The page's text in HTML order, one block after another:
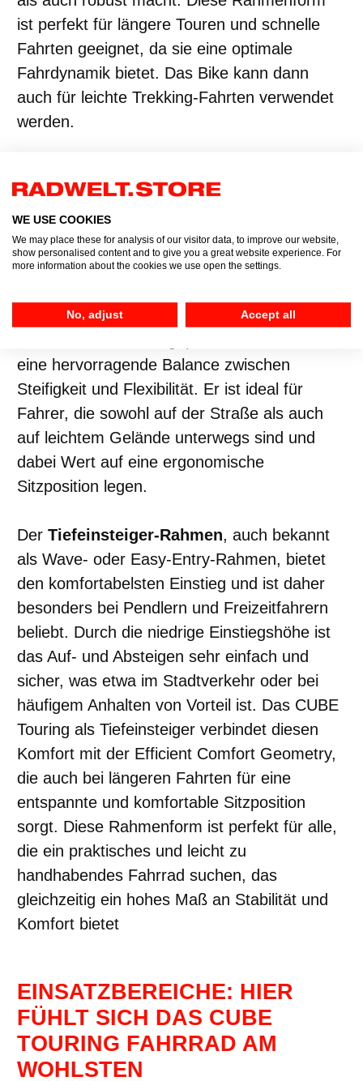
ist perfekt für längere Touren und schnelle
Fahrten geeignet, da sie eine optimale
Fahrdynamik bietet. Das Bike kann dann
auch für leichte Trekking-Fahrten verwendet
werden.
einem leichteren Einstieg, was ihn besonders
vielseitig macht. Diese Rahmenform ist
besonders bei Fahrern beliebt, die eine
sportliche Fahrposition bevorzugen, aber
Trapezrahmen der CUBE Touring Modelle
eine hervorragende Balance zwischen
Steifigkeit und Flexibilität. Er ist ideal für
Fahrer, die sowohl auf der Straße als auch
auf leichtem Gelände unterwegs sind und
dabei Wert auf eine ergonomische
Sitzposition legen.
Der Tiefeinsteiger-Rahmen, auch bekannt
als Wave- oder Easy-Entry-Rahmen, bietet
den komfortabelsten Einstieg und ist daher
besonders bei Pendlern und Freizeitfahrern
beliebt. Durch die niedrige Einstiegshöhe ist
das Auf- und Absteigen sehr einfach und
sicher, was etwa im Stadtverkehr oder bei
häufigem Anhalten von Vorteil ist. Das CUBE
Touring als Tiefeinsteiger verbindet diesen
Komfort mit der Efficient Comfort Geometry,
die auch bei längeren Fahrten für eine
entspannte und komfortable Sitzposition
sorgt. Diese Rahmenform ist perfekt für alle,
die ein praktisches und leicht zu
handhabendes Fahrrad suchen, das
gleichzeitig ein hohes Maß an Stabilität und
Komfort bietet
EINSATZBEREICHE: HIER
FÜHLT SICH DAS CUBE
TOURING FAHRRAD AM
WOHLSTEN
WE USE COOKIES
We may place these for analysis of our visitor data, to improve our website,
show personalised content and to give you a great website experience. For
more information about the cookies we use open the settings.
No, adjust Accept all